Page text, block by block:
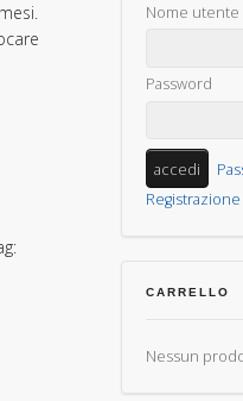
Nome utente
Password
Registrazione
CARRELLO
Nessun